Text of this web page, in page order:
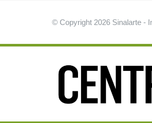
© Copyright 2026 Sinalarte -